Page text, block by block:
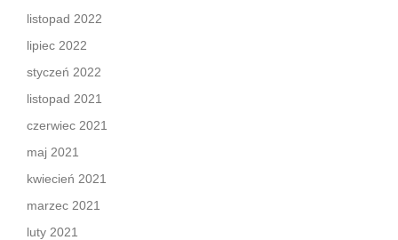
listopad 2022
lipiec 2022
styczeń 2022
listopad 2021
czerwiec 2021
maj 2021
kwiecień 2021
marzec 2021
luty 2021